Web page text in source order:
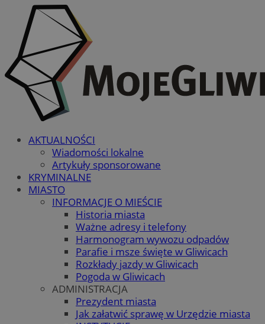
AKTUALNOŚCI
Wiadomości lokalne
Artykuły sponsorowane
KRYMINALNE
MIASTO
INFORMACJE O MIEŚCIE
Historia miasta
Ważne adresy i telefony
Harmonogram wywozu odpadów
Parafie i msze święte w Gliwicach
Rozkłady jazdy w Gliwicach
Pogoda w Gliwicach
ADMINISTRACJA
Prezydent miasta
Jak załatwić sprawę w Urzędzie miasta